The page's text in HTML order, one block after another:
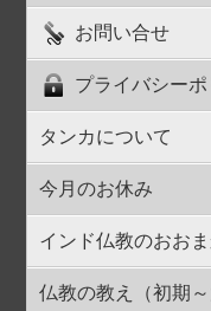
お問い合せ
プライバシー
タンカについて
今月のお休み
インド仏教のおお
仏教の教え（初期～